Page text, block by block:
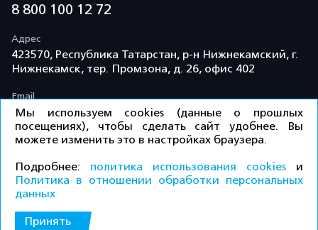
8 800 100 12 72
Адрес
423570, Республика Татарстан, р-н Нижнекамский, г.
Нижнекамск, тер. Промзона, д. 26, офис 402
Email
info@td-kama.com
©ООО «Торговый дом «Кама» 2026 / Все права
защищены.
Политика конфиденциальности
Мы используем cookies (данные о прошлых
посещениях), чтобы сделать сайт удобнее. Вы
можете изменить это в настройках браузера.
Подробнее: политика использования cookies и
Политика в отношении обработки персональных
данных
Принять